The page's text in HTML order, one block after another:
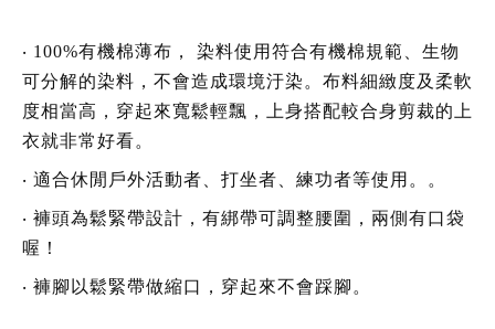
‧ 100%有機棉薄布， 染料使用符合有機棉規範、生物
可分解的染料，不會造成環境汙染。布料細緻度及柔軟
度相當高，穿起來寬鬆輕飄，上身搭配較合身剪裁的上
衣就非常好看。
‧ 適合休閒戶外活動者、打坐者、練功者等使用。。
‧ 褲頭為鬆緊帶設計，有綁帶可調整腰圍，兩側有口袋
喔！
‧ 褲腳以鬆緊帶做縮口，穿起來不會踩腳。